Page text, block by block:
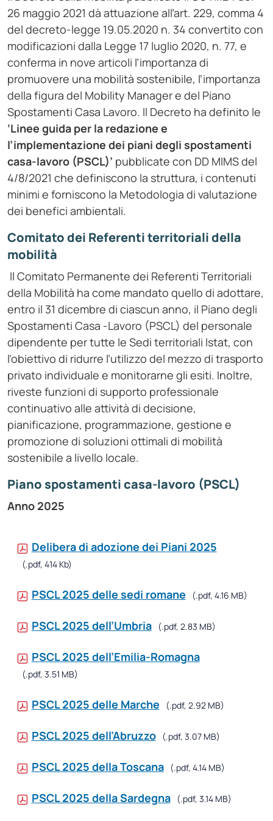
26 maggio 2021 dà attuazione all’art. 229, comma 4
del decreto-legge 19.05.2020 n. 34 convertito con
modificazioni dalla Legge 17 luglio 2020, n. 77, e
conferma in nove articoli l’importanza di
promuovere una mobilità sostenibile, l’importanza
della figura del Mobility Manager e del Piano
Spostamenti Casa Lavoro. Il Decreto ha definito le
‘Linee guida per la redazione e
l’implementazione dei piani degli spostamenti
casa-lavoro (PSCL)’ pubblicate con DD MIMS del
4/8/2021 che definiscono la struttura, i contenuti
minimi e forniscono la Metodologia di valutazione
dei benefici ambientali.
Comitato dei Referenti territoriali della
mobilità
Il Comitato Permanente dei Referenti Territoriali
della Mobilità ha come mandato quello di adottare,
entro il 31 dicembre di ciascun anno, il Piano degli
Spostamenti Casa -Lavoro (PSCL) del personale
dipendente per tutte le Sedi territoriali Istat, con
l’obiettivo di ridurre l’utilizzo del mezzo di trasporto
privato individuale e monitorarne gli esiti. Inoltre,
riveste funzioni di supporto professionale
continuativo alle attività di decisione,
pianificazione, programmazione, gestione e
promozione di soluzioni ottimali di mobilità
sostenibile a livello locale.
Piano spostamenti casa-lavoro (PSCL)
Anno 2025
Delibera di adozione dei Piani 2025
(.pdf, 414 Kb)
PSCL 2025 delle sedi romane (.pdf, 4.16 MB)
PSCL 2025 dell’Umbria (.pdf, 2.83 MB)
PSCL 2025 dell’Emilia-Romagna
(.pdf, 3.51 MB)
PSCL 2025 delle Marche (.pdf, 2.92 MB)
PSCL 2025 dell’Abruzzo (.pdf, 3.07 MB)
PSCL 2025 della Toscana (.pdf, 4.14 MB)
PSCL 2025 della Sardegna (.pdf, 3.14 MB)